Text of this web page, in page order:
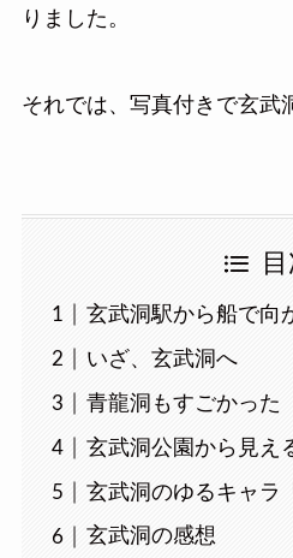
りました。
それでは、写真付きで玄武
玄武洞駅から船で向
いざ、玄武洞へ
青龍洞もすごかった
玄武洞公園から見え
玄武洞のゆるキャラ
玄武洞の感想